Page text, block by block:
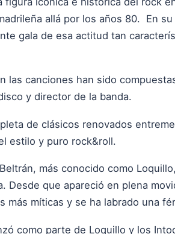
allá por los años 80. En
gala de esa actitud tan
las canciones han sido
y director de la banda.
de clásicos renovados
estilo y puro rock&roll.
más conocido como
Desde que apareció en plena
más míticas y se ha labrado una
como parte de Loquillo y los